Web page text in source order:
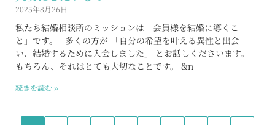
2025年8月26日
私たち結婚相談所のミッションは「会員様を結婚に導くこ
と」です。 多くの方が 「自分の希望を叶える異性と出会
い、結婚するために入会しました」 とお話しくださいます。
もちろん、それはとても大切なことです。 &n
続きを読む »